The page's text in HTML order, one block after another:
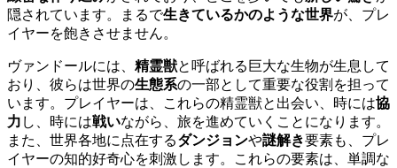
隠されています。まるで生きているかのような世界が、プレ
イヤーを飽きさせません。
ヴァンドールには、 精霊獣と呼ばれる巨大な生物が生息して
おり、彼らは世界の生態系の一部として重要な役割を担って
います。プレイヤーは、これらの精霊獣と出会い、時には協
力 し、時には戦いながら、旅を進めていくことになります。
また、世界各地に点在するダンジョンや謎解き要素も、プレ
イヤーの知的好奇心を刺激します。これらの要素は、単調な